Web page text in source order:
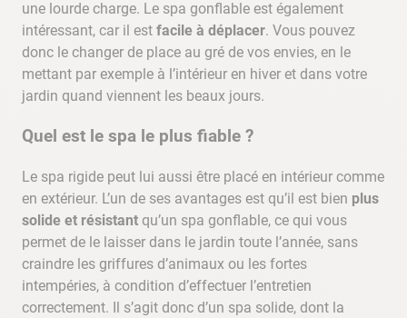
une lourde charge. Le spa gonflable est également
intéressant, car il est facile à déplacer. Vous pouvez
donc le changer de place au gré de vos envies, en le
mettant par exemple à l’intérieur en hiver et dans votre
jardin quand viennent les beaux jours.
Quel est le spa le plus fiable ?
Le spa rigide peut lui aussi être placé en intérieur comme
en extérieur. L’un de ses avantages est qu’il est bien plus
solide et résistant qu’un spa gonflable, ce qui vous
permet de le laisser dans le jardin toute l’année, sans
craindre les griffures d’animaux ou les fortes
intempéries, à condition d’effectuer l’entretien
correctement. Il s’agit donc d’un spa solide, dont la